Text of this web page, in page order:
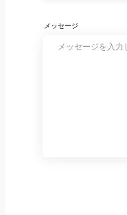
メッセージ